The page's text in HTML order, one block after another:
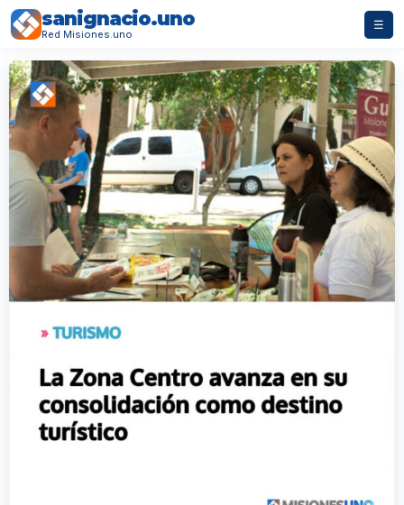
sanignacio.uno
Red Misiones.uno
☰